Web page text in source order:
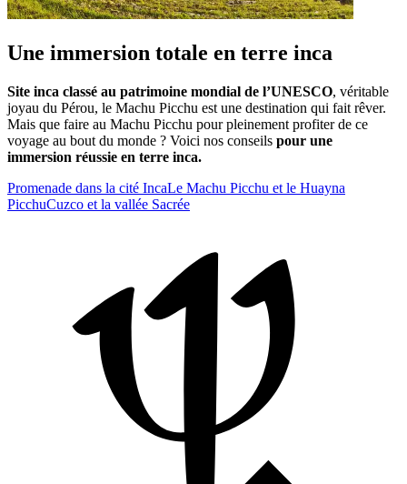
Une immersion totale en terre inca
Site inca classé au patrimoine mondial de l’UNESCO, véritable
joyau du Pérou, le Machu Picchu est une destination qui fait rêver.
Mais que faire au Machu Picchu pour pleinement profiter de ce
voyage au bout du monde ? Voici nos conseils pour une
immersion réussie en terre inca.
Promenade dans la cité IncaLe Machu Picchu et le Huayna
PicchuCuzco et la vallée Sacrée